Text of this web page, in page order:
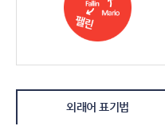
외래어 표기법